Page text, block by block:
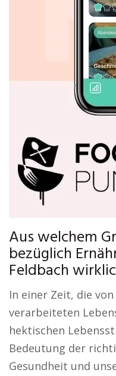
Aus welchem
bezüglich
Feldbach
In einer Zeit, die
verarbeiteten
hektischen
Bedeutung der
Gesundheit und